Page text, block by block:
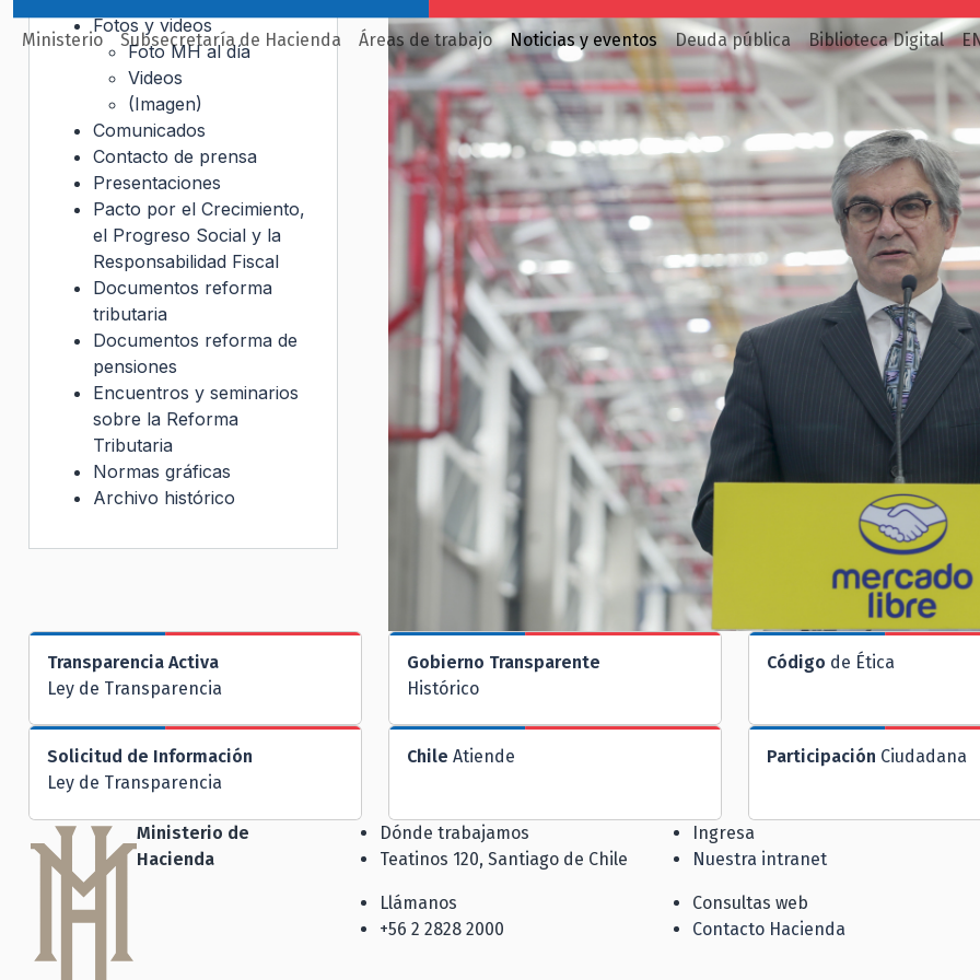
Ministerio Subsecretaría de Hacienda Áreas de trabajo Noticias y eventos Deuda pública Biblioteca Digital
Fotos y videos
Foto MH al día
Videos
(Imagen)
Comunicados
Contacto de prensa
Presentaciones
Pacto por el Crecimiento,
el Progreso Social y la
Responsabilidad Fiscal
Documentos reforma
tributaria
Documentos reforma de
pensiones
Encuentros y seminarios
sobre la Reforma
Tributaria
Normas gráficas
Archivo histórico
Transparencia Activa
Ley de Transparencia
Gobierno Transparente
Histórico
Código de Ética
Solicitud de Información
Ley de Transparencia
Chile Atiende Participación Ciudadana
Ministerio de
Hacienda
Dónde trabajamos
Teatinos 120, Santiago de Chile
Llámanos
+56 2 2828 2000
Ingresa
Nuestra intranet
Consultas web
Contacto Hacienda